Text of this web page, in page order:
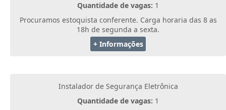
Quantidade de vagas: 1
Procuramos estoquista conferente. Carga horaria das 8 as
18h de segunda a sexta.
+ Informações
Instalador de Segurança Eletrônica
Quantidade de vagas: 1